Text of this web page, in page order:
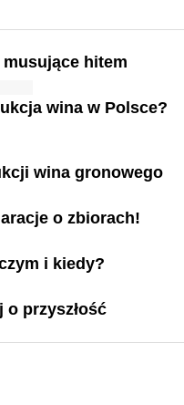
hitem
wina w Polsce?
wina gronowego
o zbiorach!
i kiedy?
o przyszłość